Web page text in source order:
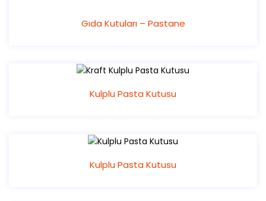
Gıda Kutuları – Pastane
Kulplu Pasta Kutusu
Kulplu Pasta Kutusu